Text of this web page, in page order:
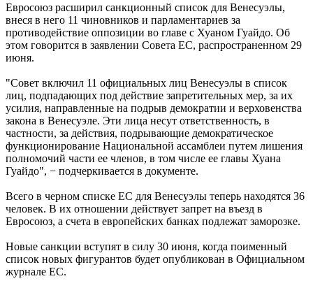
Евросоюз расширил санкционный список для Венесуэлы,
внеся в него 11 чиновников и парламентариев за
противодействие оппозиции во главе с Хуаном Гуайдо. Об
этом говорится в заявлении Совета ЕС, распространенном 29
июня.
"Совет включил 11 официальных лиц Венесуэлы в список
лиц, подпадающих под действие запретительных мер, за их
усилия, направленные на подрыв демократии и верховенства
закона в Венесуэле. Эти лица несут ответственность, в
частности, за действия, подрывающие демократическое
функционирование Национальной ассамблеи путем лишения
полномочий части ее членов, в том числе ее главы Хуана
Гуайдо", − подчеркивается в документе.
Всего в черном списке ЕС для Венесуэлы теперь находятся 36
человек. В их отношении действует запрет на въезд в
Евросоюз, а счета в европейских банках подлежат заморозке.
Новые санкции вступят в силу 30 июня, когда поименный
список новых фигурантов будет опубликован в Официальном
журнале ЕС.